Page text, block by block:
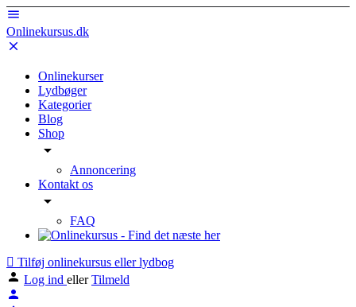
Onlinekursus.dk
Onlinekurser
Lydbøger
Kategorier
Blog
Shop
Annoncering
Kontakt os
FAQ
Tilføj onlinekursus eller lydbog
Log ind eller Tilmeld